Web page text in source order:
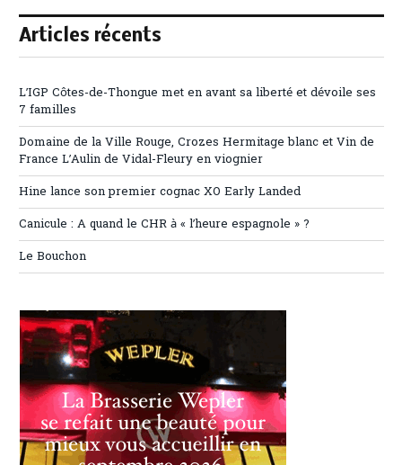
Articles récents
L’IGP Côtes-de-Thongue met en avant sa liberté et dévoile ses
7 familles
Domaine de la Ville Rouge, Crozes Hermitage blanc et Vin de
France L’Aulin de Vidal-Fleury en viognier
Hine lance son premier cognac XO Early Landed
Canicule : A quand le CHR à « l’heure espagnole » ?
Le Bouchon